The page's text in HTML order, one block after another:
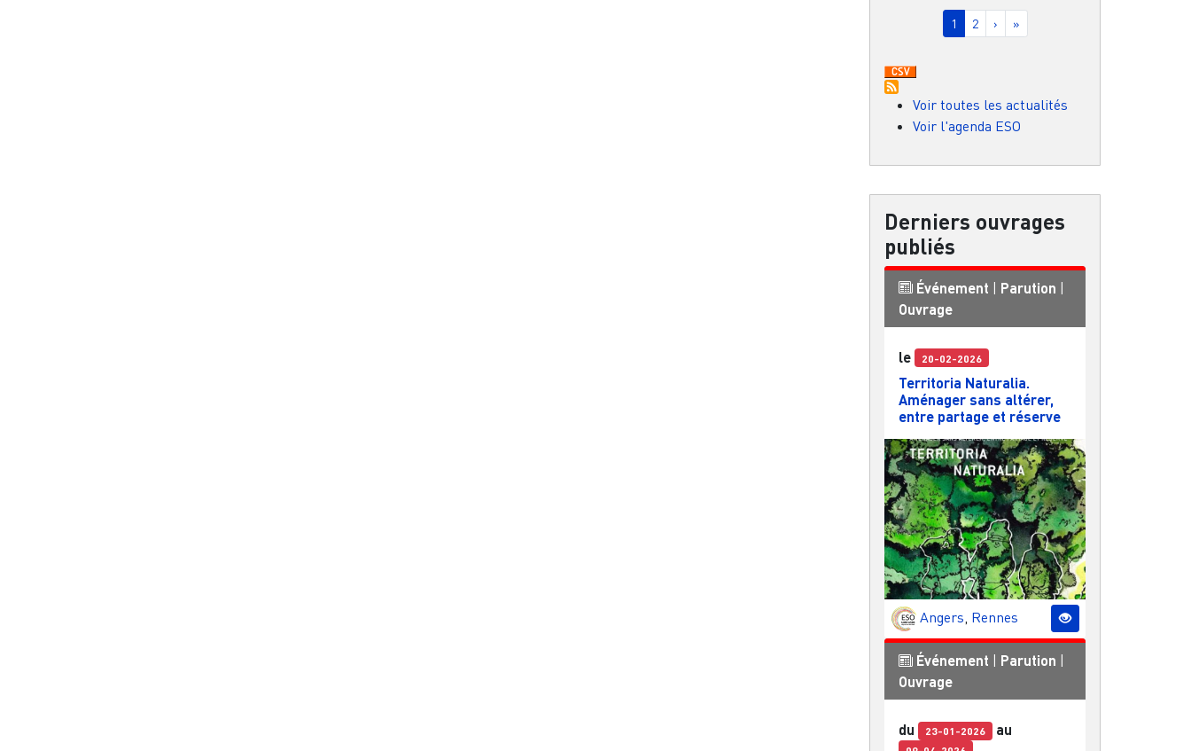
Pagination
Page courante
1 Page
2 Page suivante
› Dernière page
»
Voir toutes les actualités
Voir l'agenda ESO
Derniers ouvrages
publiés
Événement | Parution |
Ouvrage
le 20-02-2026
Territoria Naturalia.
Aménager sans altérer,
entre partage et réserve
Angers, Rennes
Événement Parution
Ouvrage
du 23-01-2026 au